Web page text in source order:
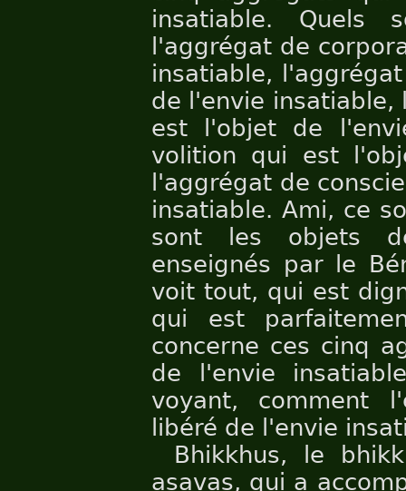
insatiable. Quels
l'aggrégat de
insatiable,
de l'envie
est l'objet de
volition qui est
l'aggrégat de
insatiable. Ami, ce
sont les objets
enseignés par le
voit tout, qui est
qui est
concerne ces cinq
de l'envie
voyant, comment
libéré de l'envie
Bhikkhus, le
asavas, qui a